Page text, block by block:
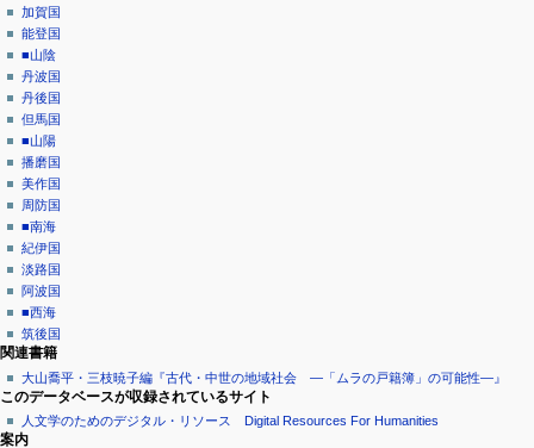
加賀国
能登国
■山陰
丹波国
丹後国
但馬国
■山陽
播磨国
美作国
周防国
■南海
紀伊国
淡路国
阿波国
■西海
筑後国
関連書籍
大山喬平・三枝暁子編『古代・中世の地域社会 ―「ムラの戸籍簿」の可能性―』
このデータベースが収録されているサイト
人文学のためのデジタル・リソース Digital Resources For Humanities
案内